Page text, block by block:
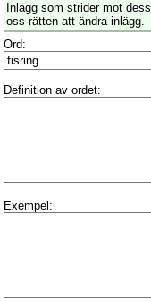
Inlägg som strider mot
oss rätten att ändra inlägg.
Ord:
Definition av ordet:
Exempel: